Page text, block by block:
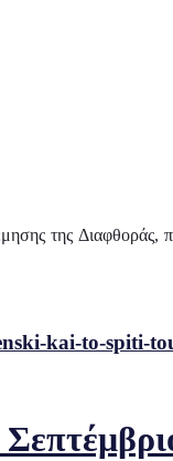
της Διαφθοράς,
kai-to-spiti-